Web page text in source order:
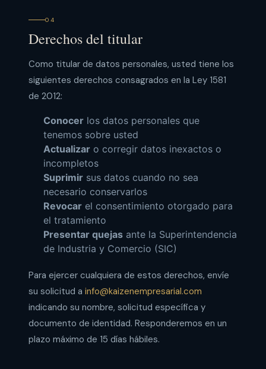
04
Derechos del titular
Como titular de datos personales, usted tiene los
siguientes derechos consagrados en la Ley 1581
de 2012:
Conocerlos datos personales que
tenemos sobre usted
Actualizaro corregir datos inexactos o
incompletos
Suprimirsus datos cuando no sea
necesario conservarlos
Revocarel consentimiento otorgado para
el tratamiento
Presentar quejasante la Superintendencia
de Industria y Comercio (SIC)
Para ejercer cualquiera de estos derechos, envíe
su solicitud a info@kaizenempresarial.com
indicando su nombre, solicitud específica y
documento de identidad. Responderemos en un
plazo máximo de 15 días hábiles.